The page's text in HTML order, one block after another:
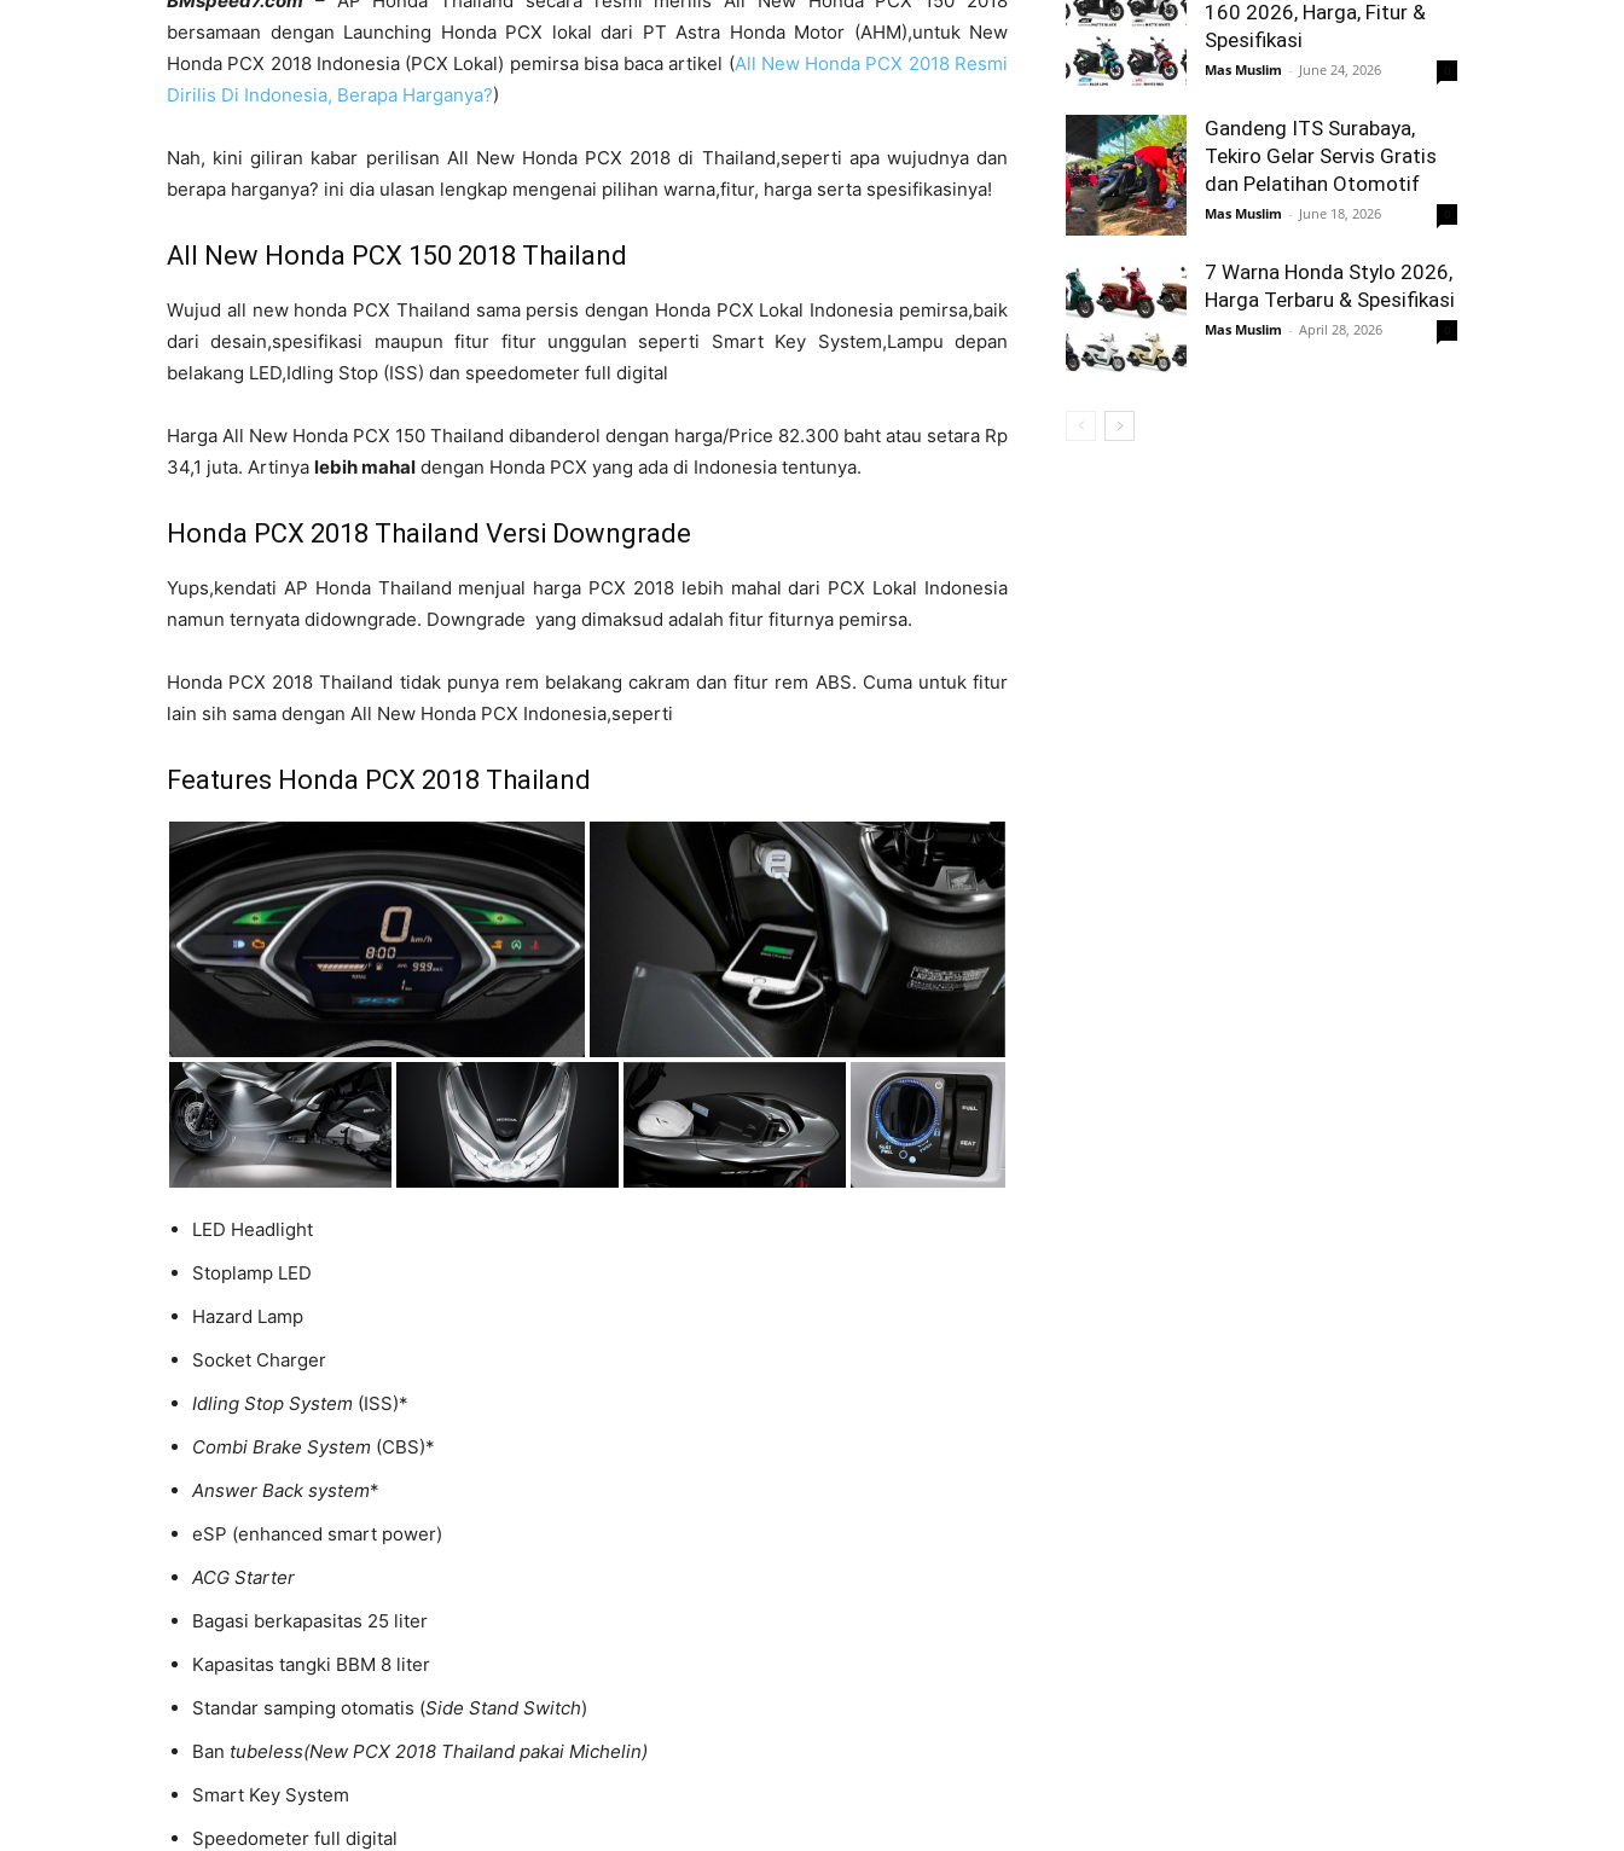
bersamaan dengan Launching Honda PCX lokal dari PT Astra Honda Motor (AHM),untuk New
Honda PCX 2018 Indonesia (PCX Lokal) pemirsa bisa baca artikel (All New Honda PCX 2018 Resmi
Dirilis Di Indonesia, Berapa Harganya?)
Nah, kini giliran kabar perilisan All New Honda PCX 2018 di Thailand,seperti apa wujudnya dan
berapa harganya? ini dia ulasan lengkap mengenai pilihan warna,fitur, harga serta spesifikasinya!
All New Honda PCX 150 2018 Thailand
Wujud all new honda PCX Thailand sama persis dengan Honda PCX Lokal Indonesia pemirsa,baik
dari desain,spesifikasi maupun fitur fitur unggulan seperti Smart Key System,Lampu depan
belakang LED,Idling Stop (ISS) dan speedometer full digital
Harga All New Honda PCX 150 Thailand dibanderol dengan harga/Price 82.300 baht atau setara Rp
34,1 juta. Artinya lebih mahal dengan Honda PCX yang ada di Indonesia tentunya.
Honda PCX 2018 Thailand Versi Downgrade
Yups,kendati AP Honda Thailand menjual harga PCX 2018 lebih mahal dari PCX Lokal Indonesia
namun ternyata didowngrade. Downgrade yang dimaksud adalah fitur fiturnya pemirsa.
Honda PCX 2018 Thailand tidak punya rem belakang cakram dan fitur rem ABS. Cuma untuk fitur
lain sih sama dengan All New Honda PCX Indonesia,seperti
Features Honda PCX 2018 Thailand
LED Headlight
Stoplamp LED
Hazard Lamp
Socket Charger
Idling Stop System (ISS)*
Combi Brake System (CBS)*
Answer Back system*
eSP (enhanced smart power)
ACG Starter
Bagasi berkapasitas 25 liter
Kapasitas tangki BBM 8 liter
Standar samping otomatis (Side Stand Switch)
Ban tubeless(New PCX 2018 Thailand pakai Michelin)
Smart Key System
Speedometer full digital
160 2026, Harga, Fitur &
Spesifikasi
Mas Muslim - June 24, 2026
Gandeng ITS Surabaya,
Tekiro Gelar Servis Gratis
dan Pelatihan Otomotif
Mas Muslim - June 18, 2026
7 Warna Honda Stylo 2026,
Harga Terbaru & Spesifikasi
Mas Muslim - April 28, 2026